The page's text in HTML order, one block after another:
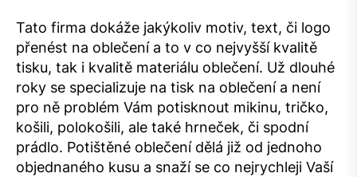
Tato firma dokáže jakýkoliv motiv, text, či logo
přenést na oblečení a to v co nejvyšší kvalitě
tisku, tak i kvalitě materiálu oblečení. Už dlouhé
roky se specializuje na tisk na oblečení a není
pro ně problém Vám potisknout mikinu, tričko,
košili, polokošili, ale také hrneček, či spodní
prádlo. Potištěné oblečení dělá již od jednoho
objednaného kusu a snaží se co nejrychleji Vaší